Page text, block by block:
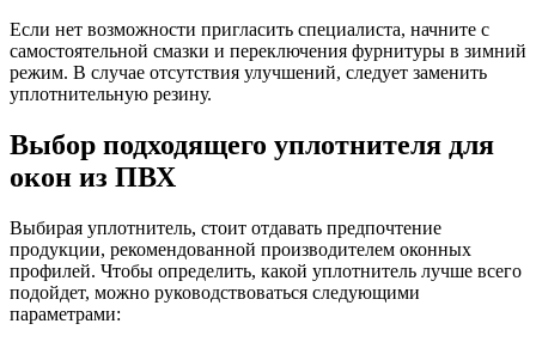
Если нет возможности пригласить специалиста, начните с
самостоятельной смазки и переключения фурнитуры в зимний
режим. В случае отсутствия улучшений, следует заменить
уплотнительную резину.
Выбор подходящего уплотнителя для
окон из ПВХ
Выбирая уплотнитель, стоит отдавать предпочтение
продукции, рекомендованной производителем оконных
профилей. Чтобы определить, какой уплотнитель лучше всего
подойдет, можно руководствоваться следующими
параметрами: